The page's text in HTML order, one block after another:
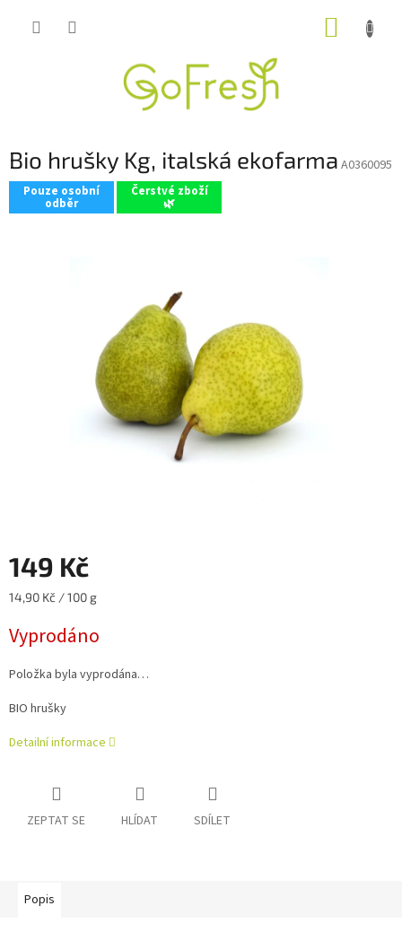
Bio hrušky Kg, italská ekofarma A0360095
Pouze osobní
odběr
Čerstvé zboží
🌿
149 Kč
Měrná
14,90 Kč / 100 g
Vyprodáno
Položka byla vyprodána…
BIO hrušky
Detailní informace
ZEPTAT SE HLÍDAT SDÍLET
Popis